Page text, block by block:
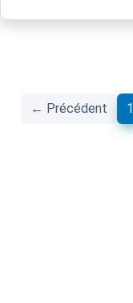
← Précédent 1